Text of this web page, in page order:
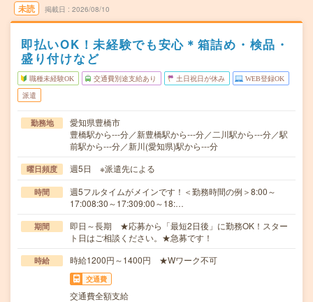
未読 掲載日 2026/08/10
即払いOK！未経験でも安心＊箱詰め・検品・
盛り付けなど
職種未経験OK 交通費別途支給あり 土日祝日が休み WEB登録OK
派遣
勤務地
愛知県豊橋市
豊橋駅から---分／新豊橋駅から---分／二川駅から---分／駅
前駅から---分／新川(愛知県)駅から---分
曜日頻度 週5日 ※派遣先による
時間
週5フルタイムがメインです！＜勤務時間の例＞8:00～
17:008:30～17:309:00～18:…
期間
即日～長期 ★応募から「最短2日後」に勤務OK！スター
ト日はご相談ください。★急募です！
時給 時給1200円～1400円 ★Wワーク不可
交通費
交通費全額支給